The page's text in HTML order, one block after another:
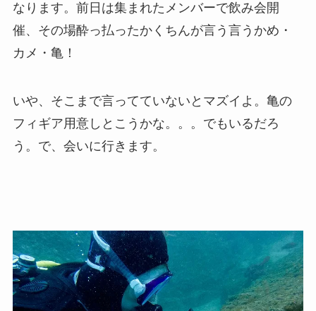
なります。前日は集まれたメンバーで飲み会開
催、その場酔っ払ったかくちんが言う言うかめ・
カメ・亀！
いや、そこまで言ってていないとマズイよ。亀の
フィギア用意しとこうかな。。。でもいるだろ
う。で、会いに行きます。